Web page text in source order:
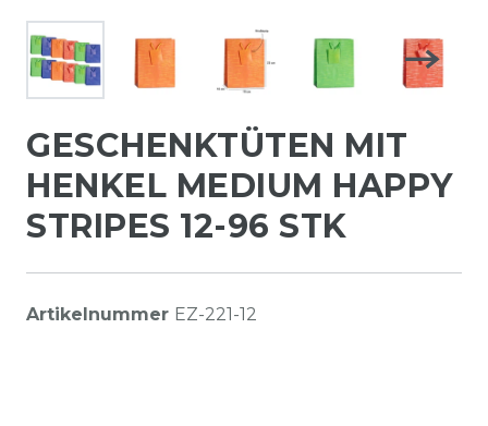
GESCHENKTÜTEN MIT
HENKEL MEDIUM HAPPY
STRIPES 12-96 STK
Artikelnummer EZ-221-12